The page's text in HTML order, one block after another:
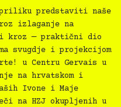
priliku predstaviti naše
izlaganje na
kroz — praktični dio
svugdje i projekcijom
u Centru Gervais u
na hrvatskom i
Ivone i Maje
na HZJ okupljenih u